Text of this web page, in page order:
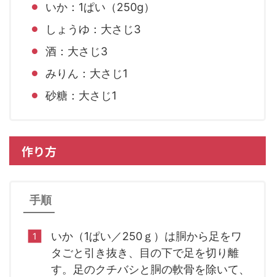
いか：1ぱい（250g）
しょうゆ：大さじ3
酒：大さじ3
みりん：大さじ1
砂糖：大さじ1
作り方
手順
いか（1ぱい／250ｇ）は胴から足をワ
タごと引き抜き、目の下で足を切り離
す。足のクチバシと胴の軟骨を除いて、